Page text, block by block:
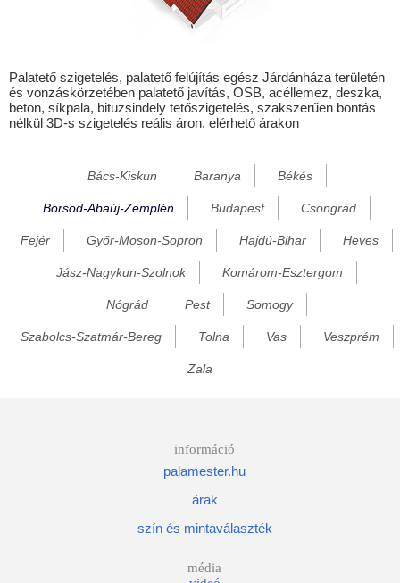
Aszaló
Baktakék
Bánréve
Baskó
Becskeháza
Berente
Palatető szigetelés, palatető felújítás egész Járdánháza területén
és vonzáskörzetében palatető javítás, OSB, acéllemez, deszka,
beton, síkpala, bituzsindely tetőszigetelés, szakszerűen bontás
nélkül 3D-s szigetelés reális áron, elérhető árakon
Bács-Kiskun Baranya Békés
Borsod-Abaúj-Zemplén Budapest Csongrád
Fejér Győr-Moson-Sopron Hajdú-Bihar Heves
Jász-Nagykun-Szolnok Komárom-Esztergom
Nógrád Pest Somogy
Szabolcs-Szatmár-Bereg Tolna Vas Veszprém
Zala
információ
palamester.hu
árak
szín és mintaválaszték
média